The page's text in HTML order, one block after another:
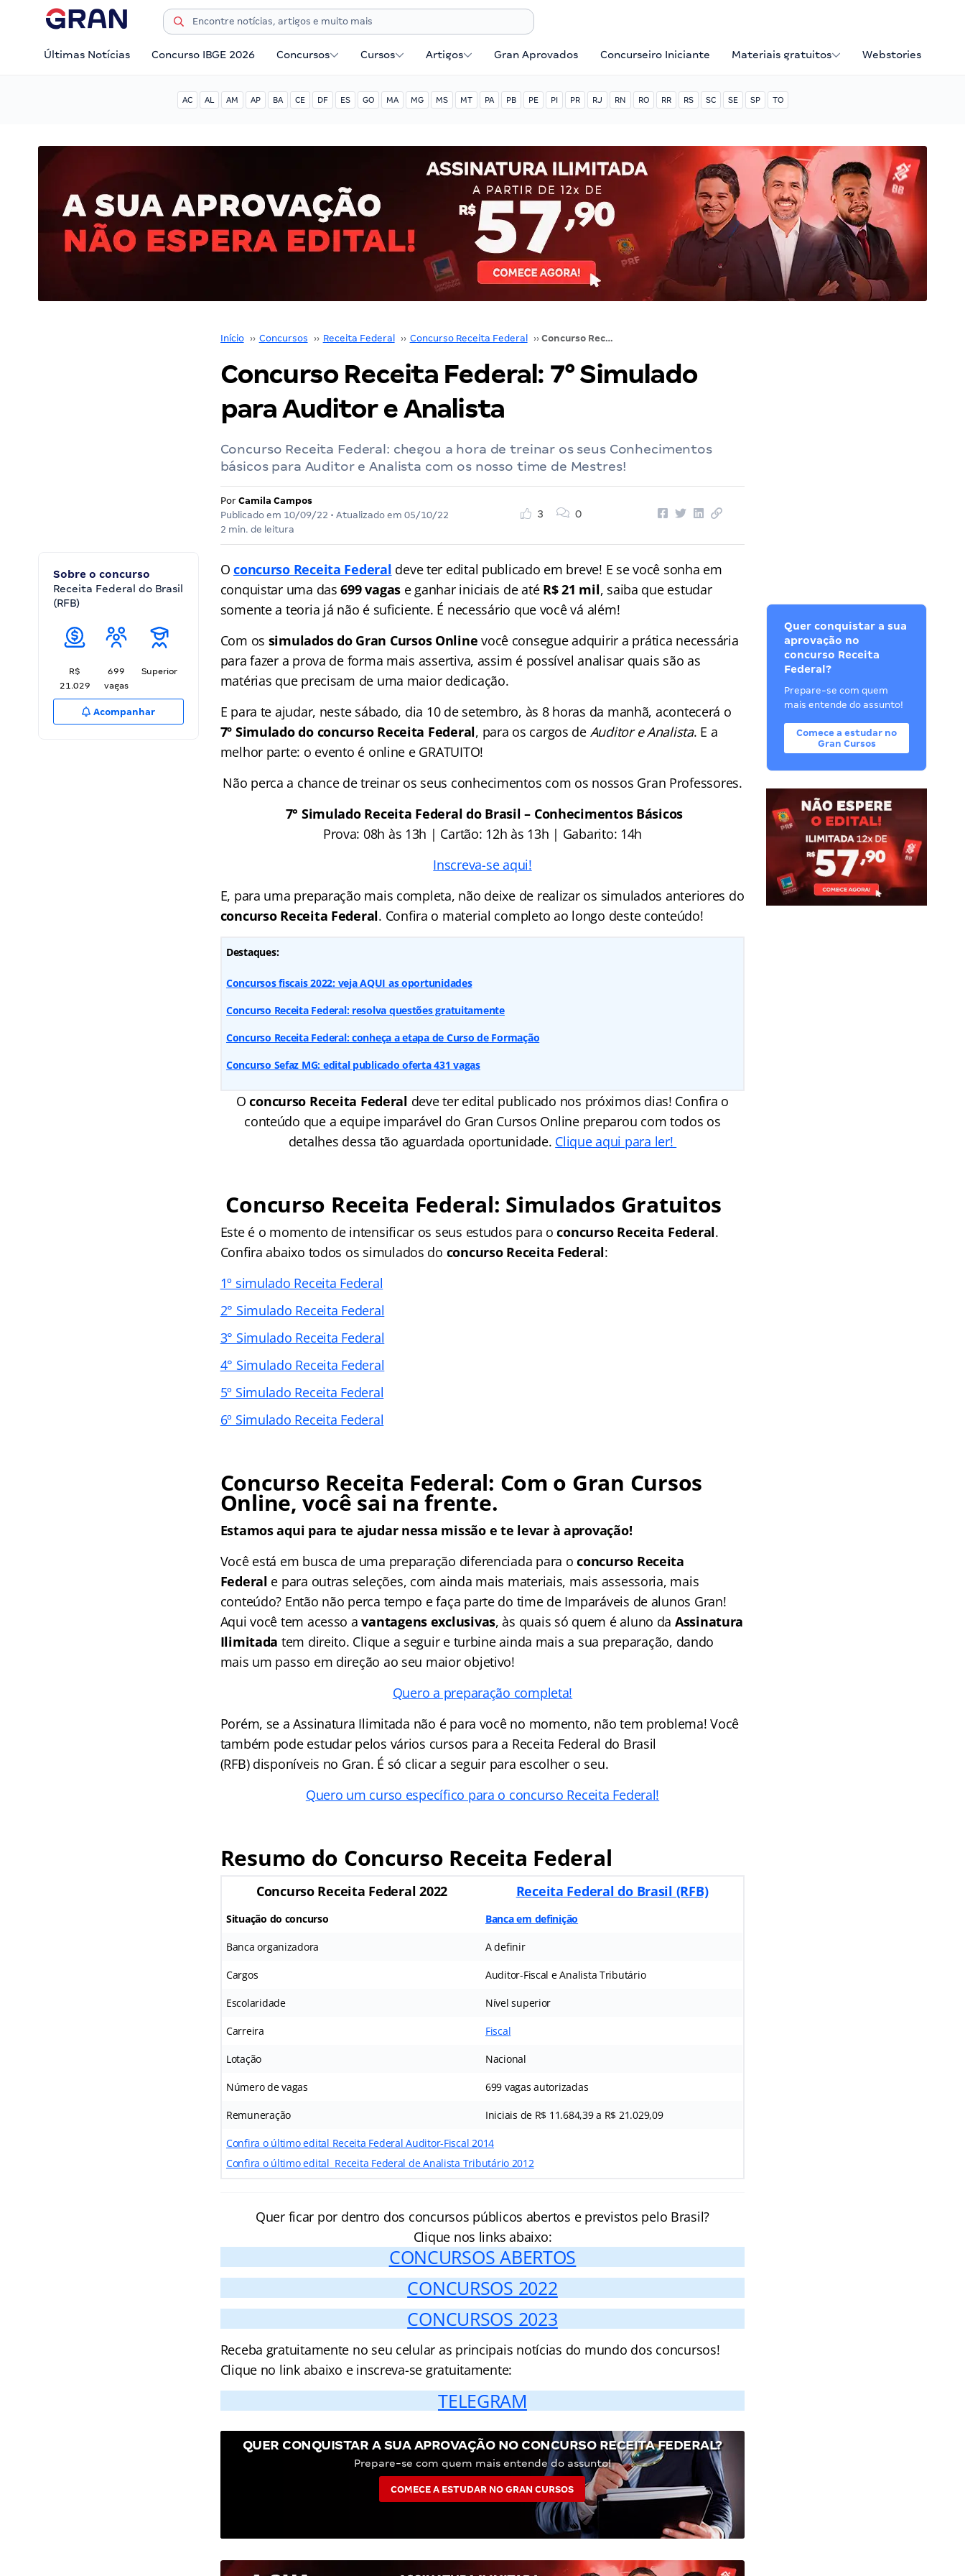
Últimas Notícias Concurso IBGE 2026 Concursos Cursos Artigos Gran Aprovados Concurseiro Iniciante Materiais gratuitos Webstories
AC AL AM AP BA CE DF ES GO MA MG MS MT PA PB PE PI PR RJ RN RO RR RS SC SE SP TO
Início ›› Concursos ›› Receita Federal ›› Concurso Receita Federal ›› Concurso Receita Federal: 7° Simulado para Auditor e Analista
Concurso Receita Federal: 7° Simulado
para Auditor e Analista
Concurso Receita Federal: chegou a hora de treinar os seus Conhecimentos
básicos para Auditor e Analista com os nosso time de Mestres!
Por Camila Campos
Publicado em 10/09/22 • Atualizado em 05/10/22
2 min. de leitura
3 0
Sobre o concurso
Receita Federal do Brasil
(RFB)
R$
21.029
699
vagas
Superior
Acompanhar
Oconcurso Receita Federal deve ter edital publicado em breve! E se você sonha em
conquistar uma das699 vagas e ganhar iniciais de até R$ 21 mil, saiba que estudar
somente a teoria já não é suficiente. É necessário que você vá além!
Com os simulados do Gran Cursos Online você consegue adquirir a prática necessária
para fazer a prova de forma mais assertiva, assim é possível analisar quais são as
matérias que precisam de uma maior dedicação.
E para te ajudar, neste sábado, dia 10 de setembro, às 8 horas da manhã, acontecerá o
7º Simulado do concurso Receita Federal, para os cargos deAuditor e Analista. E a
melhor parte: o evento é online e GRATUITO!
Não perca a chance de treinar os seus conhecimentos com os nossos Gran Professores.
7° Simulado Receita Federal do Brasil – Conhecimentos Básicos
Prova: 08h às 13h | Cartão: 12h às 13h | Gabarito: 14h
Inscreva-se aqui!
E, para uma preparação mais completa, não deixe de realizar os simulados anteriores do
concurso Receita Federal. Confira o material completo ao longo deste conteúdo!
Destaques:
Concursos fiscais 2022: veja AQUI as oportunidades
Concurso Receita Federal: resolva questões gratuitamente
Concurso Receita Federal: conheça a etapa de Curso de Formação
Concurso Sefaz MG: edital publicado oferta 431 vagas
Oconcurso Receita Federal deve ter edital publicado nos próximos dias! Confira o
conteúdo que a equipe imparável do Gran Cursos Online preparou com todos os
detalhes dessa tão aguardada oportunidade. Clique aqui para ler!
Concurso Receita Federal: Simulados Gratuitos
Este é o momento de intensificar os seus estudos para oconcurso Receita Federal.
Confira abaixo todos os simulados do concurso Receita Federal:
1º simulado Receita Federal
2° Simulado Receita Federal
3° Simulado Receita Federal
4° Simulado Receita Federal
5º Simulado Receita Federal
6º Simulado Receita Federal
Concurso Receita Federal: Com o Gran Cursos
Online, você sai na frente.
Estamos aqui para te ajudar nessa missão e te levar à aprovação!
Você está em busca de uma preparação diferenciada para oconcurso Receita
Federal e para outras seleções, com ainda mais materiais, mais assessoria, mais
conteúdo? Então não perca tempo e faça parte do time de Imparáveis de alunos Gran!
Aqui você tem acesso avantagens exclusivas, às quais só quem é aluno da Assinatura
Ilimitada tem direito. Clique a seguir e turbine ainda mais a sua preparação, dando
mais um passo em direção ao seu maior objetivo!
Quero a preparação completa!
Porém, se a Assinatura Ilimitada não é para você no momento, não tem problema! Você
também pode estudar pelos vários cursos para a Receita Federal do Brasil
(RFB) disponíveis no Gran. É só clicar a seguir para escolher o seu.
Quero um curso específico para o concurso Receita Federal!
Resumo do Concurso Receita Federal
Concurso Receita Federal 2022 Receita Federal do Brasil (RFB)
Situação do concurso Banca em definição
Banca organizadora A definir
Cargos Auditor-Fiscal e Analista Tributário
Escolaridade Nível superior
Carreira Fiscal
Lotação Nacional
Número de vagas 699 vagas autorizadas
Remuneração Iniciais de R$ 11.684,39 a R$ 21.029,09
Confira o último edital Receita Federal Auditor-Fiscal 2014
Confira o último edital Receita Federal de Analista Tributário 2012
Quer ficar por dentro dos concursos públicos abertos e previstos pelo Brasil?
Clique nos links abaixo:
CONCURSOS ABERTOS
CONCURSOS 2022
CONCURSOS 2023
Receba gratuitamente no seu celular as principais notícias do mundo dos concursos!
Clique no link abaixo e inscreva-se gratuitamente:
TELEGRAM
QUER CONQUISTAR A SUA APROVAÇÃO NO CONCURSO RECEITA FEDERAL?
Prepare-se com quem mais entende do assunto!
COMECE A ESTUDAR NO GRAN CURSOS
Quer conquistar a sua
aprovação no
concurso Receita
Federal?
Prepare-se com quem
mais entende do assunto!
Comece a estudar no
Gran Cursos